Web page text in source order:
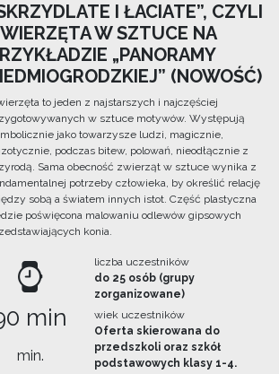
I ŁACIATE”, CZYLI
W SZTUCE NA
„PANORAMY
(NOWOŚĆ)
to jeden z najstarszych i najczęściej
w sztuce motywów. Występują
jako towarzysze ludzi, magicznie,
podczas bitew, polowań, nieodłącznie z
Sama obecność zwierząt w sztuce wynika z
potrzeby człowieka, by określić relację
sobą a światem innych istot. Część plastyczna
poświęcona malowaniu odlewów gipsowych
konia.
min
min.
liczba uczestników
do 25 osób (grupy
zorganizowane)
wiek uczestników
Oferta skierowana do
przedszkoli oraz szkół
podstawowych klasy 1-4.